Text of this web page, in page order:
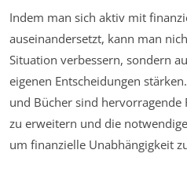
Indem man sich aktiv mit
auseinandersetzt, kann man
Situation verbessern, sondern
eigenen Entscheidungen
und Bücher sind hervorragende
zu erweitern und die
um finanzielle Unabhängigkeit